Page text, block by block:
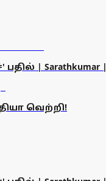
| Sarathkumar |
வெற்றி!